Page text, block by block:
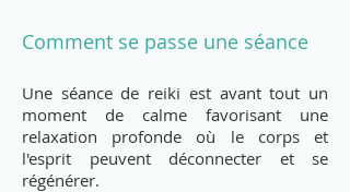
Comment se passe une séance
Une séance de reiki est avant tout un
moment de calme favorisant une
relaxation profonde où le corps et
l'esprit peuvent déconnecter et se
régénérer.